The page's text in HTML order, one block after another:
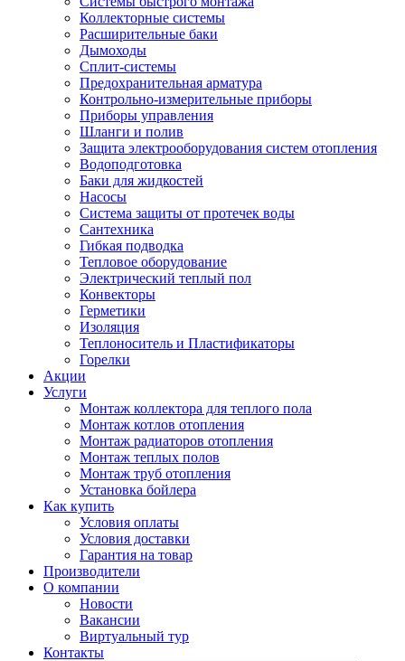
Коллекторные системы
Расширительные баки
Дымоходы
Сплит-системы
Предохранительная арматура
Контрольно-измерительные приборы
Приборы управления
Шланги и полив
Защита электрооборудования систем отопления
Водоподготовка
Баки для жидкостей
Насосы
Система защиты от протечек воды
Сантехника
Гибкая подводка
Тепловое оборудование
Электрический теплый пол
Конвекторы
Герметики
Изоляция
Теплоноситель и Пластификаторы
Горелки
Акции
Услуги
Монтаж коллектора для теплого пола
Монтаж котлов отопления
Монтаж радиаторов отопления
Монтаж теплых полов
Монтаж труб отопления
Установка бойлера
Как купить
Условия оплаты
Условия доставки
Гарантия на товар
Производители
О компании
Новости
Вакансии
Виртуальный тур
Контакты